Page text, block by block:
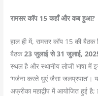
रामसर कॉप 15 कहाँ और कब हुआ?
हाल ही में, रामसर कॉप 15 की बैठक
बैठक23 जुलाई से 31 जुलाई,
स्थल है और स्थानीय लोजी भाषा में
‘गर्जना करते धुएं जैसा जलप्रपात’।
अफ्रीका महाद्वीप में आयोजित हुई